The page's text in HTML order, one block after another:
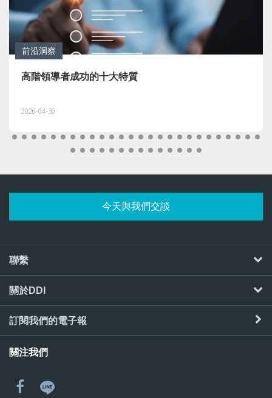
前沿洞察
高績效團隊不可或缺的9項核心領導力
2026-04-21
今天與我們交談
聯繫
關於DDI
訂閱我們的電子報
關注我們